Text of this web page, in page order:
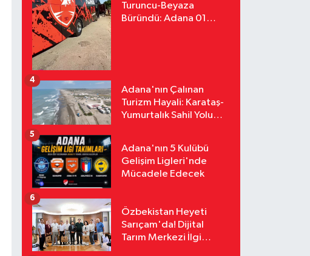
Turuncu-Beyaza
Büründü: Adana 01
Adana'nın Çalınan
Turizm Hayali: Karataş-
Yumurtalık Sahil Yolu
4
Adana'nın 5 Kulübü
Gelişim Ligleri'nde
Mücadele Edecek
5
Özbekistan Heyeti
Sarıçam'da! Dijital
Tarım Merkezi İlgi
6